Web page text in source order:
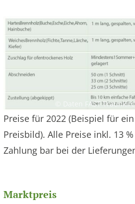
© Daten FAST
Preise für 2022 (Beispiel für
Preisbild). Alle Preise inkl. 13
Zahlung bar bei der
Marktpreis